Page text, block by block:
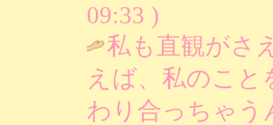
09:33 )
私も直観がさ
えば、私のこ
わり合っちゃう